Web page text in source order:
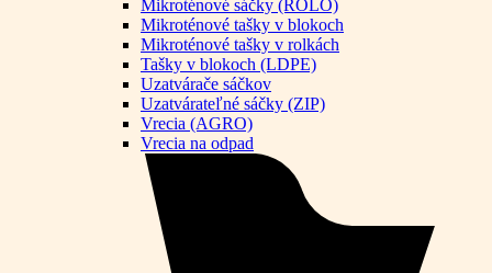
Mikroténové sáčky (ROLO)
Mikroténové tašky v blokoch
Mikroténové tašky v rolkách
Tašky v blokoch (LDPE)
Uzatvárače sáčkov
Uzatvárateľné sáčky (ZIP)
Vrecia (AGRO)
Vrecia na odpad